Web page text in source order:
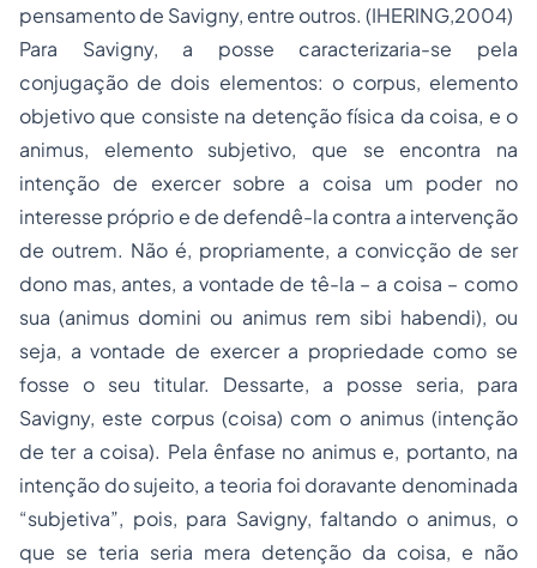
pensamento de Savigny, entre outros. (IHERING,2004)
Para Savigny, a posse caracterizaria-se pela
conjugação de dois elementos: o corpus, elemento
objetivo que consiste na detenção física da coisa, e o
animus, elemento subjetivo, que se encontra na
intenção de exercer sobre a coisa um poder no
interesse próprio e de defendê-la contra a intervenção
de outrem. Não é, propriamente, a convicção de ser
dono mas, antes, a vontade de tê-la – a coisa – como
sua (animus domini ou animus rem sibi habendi), ou
seja, a vontade de exercer a propriedade como se
fosse o seu titular. Dessarte, a posse seria, para
Savigny, este corpus (coisa) com o animus (intenção
de ter a coisa). Pela ênfase no animus e, portanto, na
intenção do sujeito, a teoria foi doravante denominada
“subjetiva”, pois, para Savigny, faltando o animus, o
que se teria seria mera detenção da coisa, e não